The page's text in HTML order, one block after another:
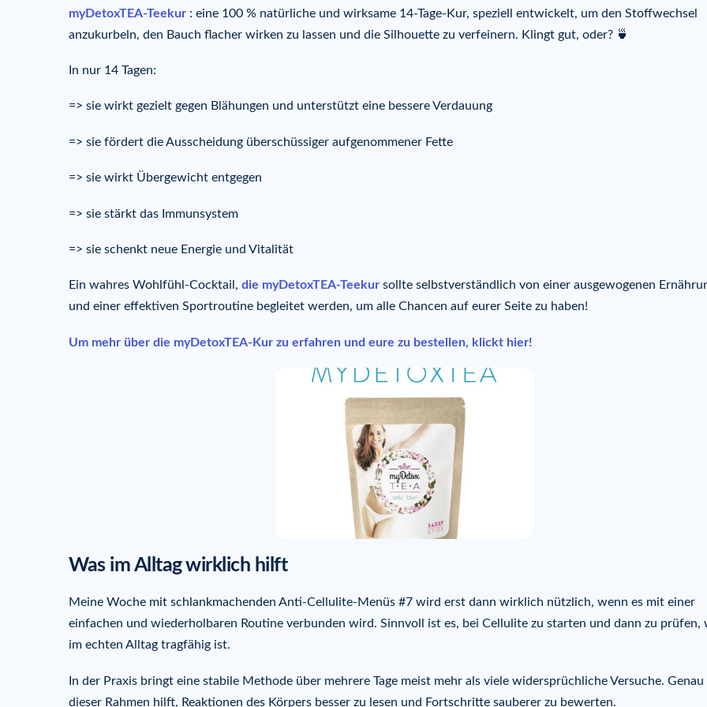
myDetoxTEA-Teekur : eine 100 % natürliche und wirksame 14-Tage-Kur, speziell entwickelt, um den Stoffwechsel
anzukurbeln, den Bauch flacher wirken zu lassen und die Silhouette zu verfeinern. Klingt gut, oder? 🍵
In nur 14 Tagen:
=> sie wirkt gezielt gegen Blähungen und unterstützt eine bessere Verdauung
=> sie fördert die Ausscheidung überschüssiger aufgenommener Fette
=> sie wirkt Übergewicht entgegen
=> sie stärkt das Immunsystem
=> sie schenkt neue Energie und Vitalität
Ein wahres Wohlfühl-Cocktail, die myDetoxTEA-Teekur sollte selbstverständlich von einer ausgewogenen
und einer effektiven Sportroutine begleitet werden, um alle Chancen auf eurer Seite zu haben!
Um mehr über die myDetoxTEA-Kur zu erfahren und eure zu bestellen, klickt hier!
Was im Alltag wirklich hilft
Meine Woche mit schlankmachenden Anti-Cellulite-Menüs #7 wird erst dann wirklich nützlich, wenn es mit einer
einfachen und wiederholbaren Routine verbunden wird. Sinnvoll ist es, bei Cellulite zu starten und dann zu prüfen,
im echten Alltag tragfähig ist.
In der Praxis bringt eine stabile Methode über mehrere Tage meist mehr als viele widersprüchliche Versuche. Genau
dieser Rahmen hilft, Reaktionen des Körpers besser zu lesen und Fortschritte sauberer zu bewerten.